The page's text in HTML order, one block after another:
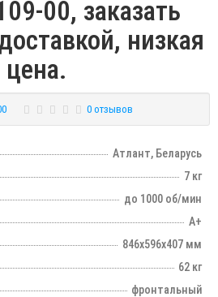
00, заказать
низкая
цена.
0 отзывов
Атлант, Беларусь
7 кг
до 1000 об/мин
А+
846х596х407 мм
62 кг
фронтальный